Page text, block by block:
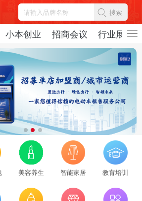
搜索
小本创业 招商会议 行业展会
美容养生 智能家居 教育培训